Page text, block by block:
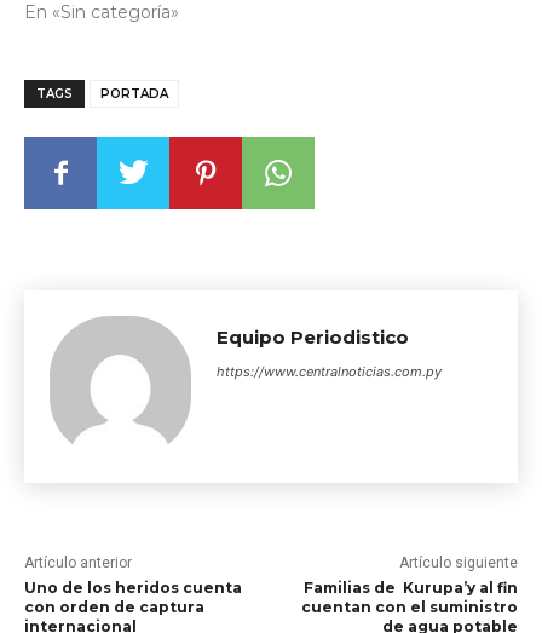
En «Sin categoría»
TAGS PORTADA
Equipo Periodistico
https://www.centralnoticias.com.py
Artículo anterior
Uno de los heridos cuenta
con orden de captura
internacional
Artículo siguiente
Familias de Kurupa’y al fin
cuentan con el suministro
de agua potable